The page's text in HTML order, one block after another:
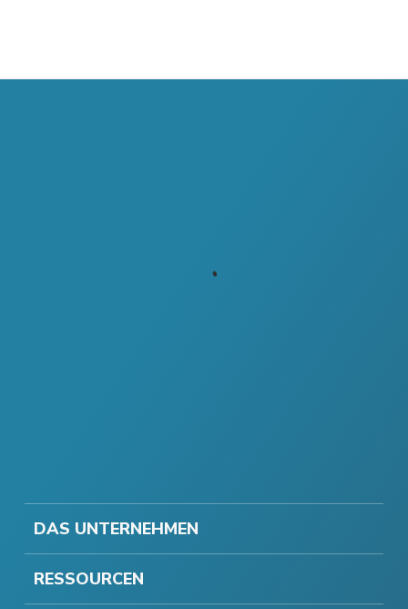
DAS UNTERNEHMEN
RESSOURCEN